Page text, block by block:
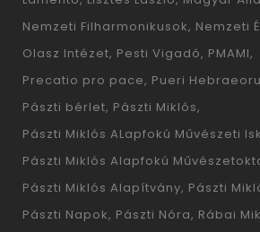
Nemzeti Filharmonikusok Nemzeti
Olasz Intézet Pesti Vigadó PMAMI
Precatio pro pace Pueri
Pászti bérlet Pászti Miklós
Pászti Miklós ALapfokú Művészeti
Pászti Miklós Alapfokú
Pászti Miklós Alapítvány Pászti
Pászti Napok Pászti Nóra Rábai